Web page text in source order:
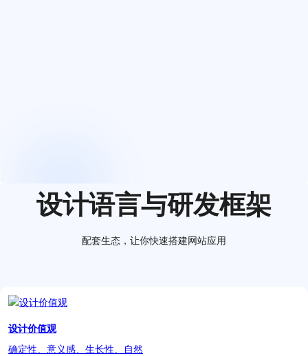
设计语言与研发框架
配套生态，让你快速搭建网站应用
设计价值观
确定性、意义感、生长性、自然